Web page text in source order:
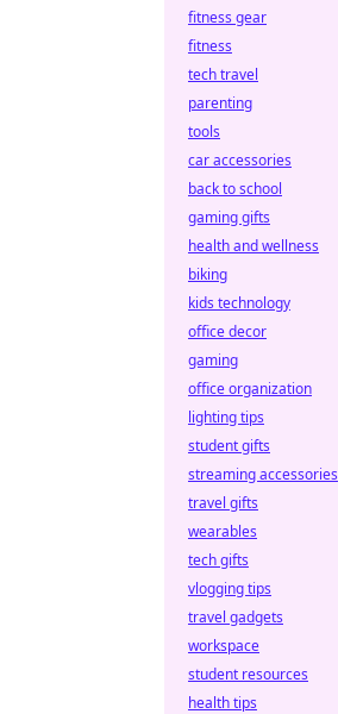
fitness gear
fitness
tech travel
parenting
tools
car accessories
back to school
gaming gifts
health and wellness
biking
kids technology
office decor
gaming
office organization
lighting tips
student gifts
streaming accessories
travel gifts
wearables
tech gifts
vlogging tips
travel gadgets
workspace
student resources
health tips